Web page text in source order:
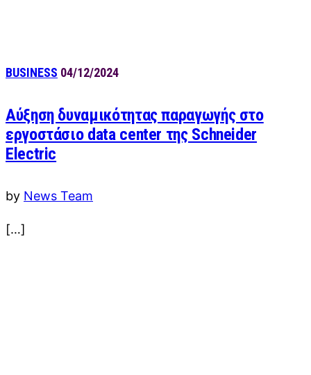
BUSINESS 04/12/2024
Αύξηση δυναμικότητας παραγωγής στο
εργοστάσιο data center της Schneider
Electric
by News Team
[…]